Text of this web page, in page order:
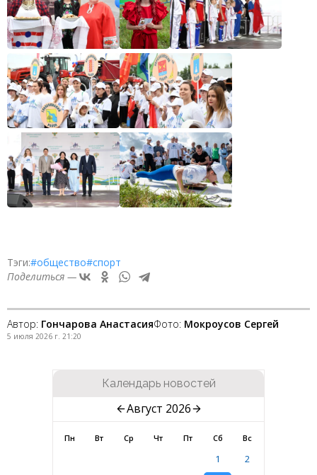
Тэги:#общество#спорт
Поделиться —
Автор: Гончарова АнастасияФото: Мокроусов Сергей
5 июля 2026 г. 21:20
Календарь новостей
Август 2026
Пн Вт Ср Чт Пт Сб Вс
1 2